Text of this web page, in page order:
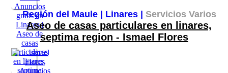
Región del Maule | Linares | Servicios Varios
Aseo de casas particulares en linares,
septima region - Ismael Flores